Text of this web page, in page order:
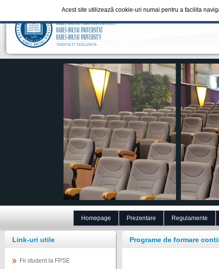
Homepage Prezentare Regulamente
Link-uri utile
Fii student la FPSE
Programe de formare
Acest site utilizează cookie-uri numai pentru a facilita